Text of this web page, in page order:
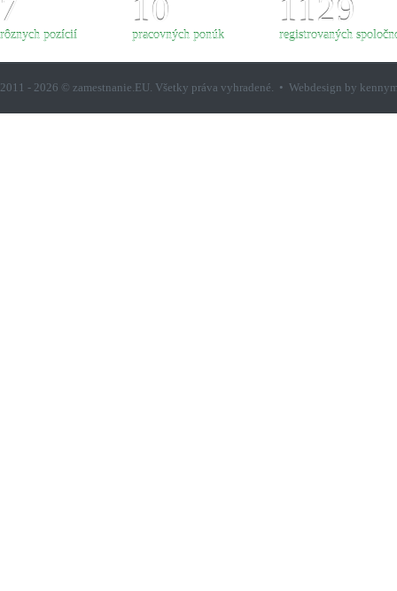
7
rôznych pozícií
10
pracovných ponúk
1129
registrovaných
2011 - 2026 © zamestnanie.EU. Všetky práva vyhradené. • Webdesign by